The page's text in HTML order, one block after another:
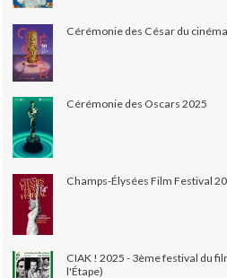
Cérémonie des César du
Cérémonie des Oscars 2025
Champs-Élysées Film Festival
CIAK ! 2025 - 3ème festival du
l'Étape)